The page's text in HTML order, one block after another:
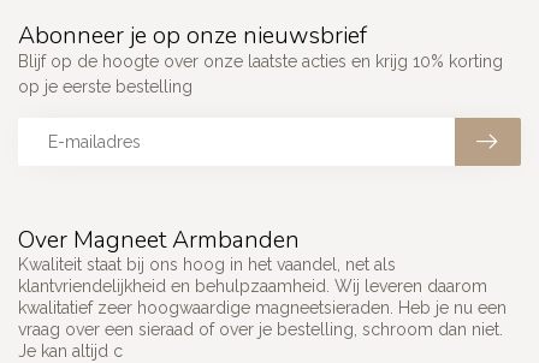
Over Magneet Armbanden
Kwaliteit staat bij ons hoog in het vaandel, net als
klantvriendelijkheid en behulpzaamheid. Wij leveren daarom
kwalitatief zeer hoogwaardige magneetsieraden. Heb je nu een
vraag over een sieraad of over je bestelling, schroom dan niet.
Je kan altijd c
Abonneer je op onze nieuwsbrief
Blijf op de hoogte over onze laatste acties en krijg 10% korting
op je eerste bestelling